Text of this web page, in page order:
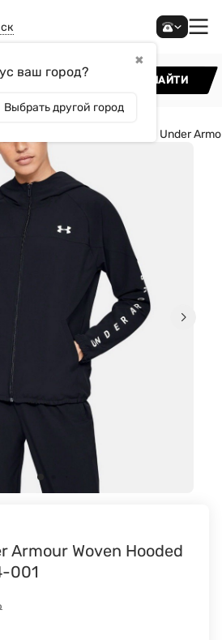
✖
ваш город?
Выбрать другой город
НАЙТИ
Ветровка Under
Armour Woven Hooded
001